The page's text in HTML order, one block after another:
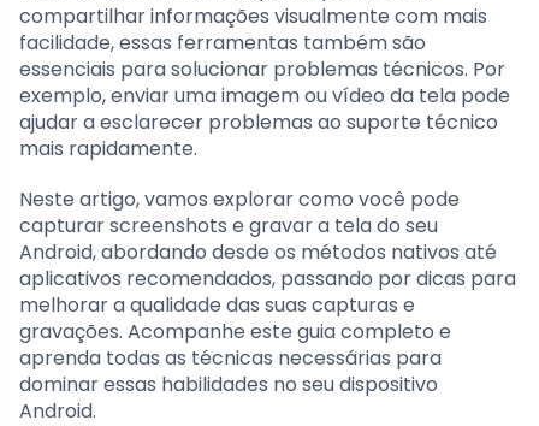
compartilhar informações visualmente com mais
facilidade, essas ferramentas também são
essenciais para solucionar problemas técnicos. Por
exemplo, enviar uma imagem ou vídeo da tela pode
ajudar a esclarecer problemas ao suporte técnico
mais rapidamente.
Neste artigo, vamos explorar como você pode
capturar screenshots e gravar a tela do seu
Android, abordando desde os métodos nativos até
aplicativos recomendados, passando por dicas para
melhorar a qualidade das suas capturas e
gravações. Acompanhe este guia completo e
aprenda todas as técnicas necessárias para
dominar essas habilidades no seu dispositivo
Android.